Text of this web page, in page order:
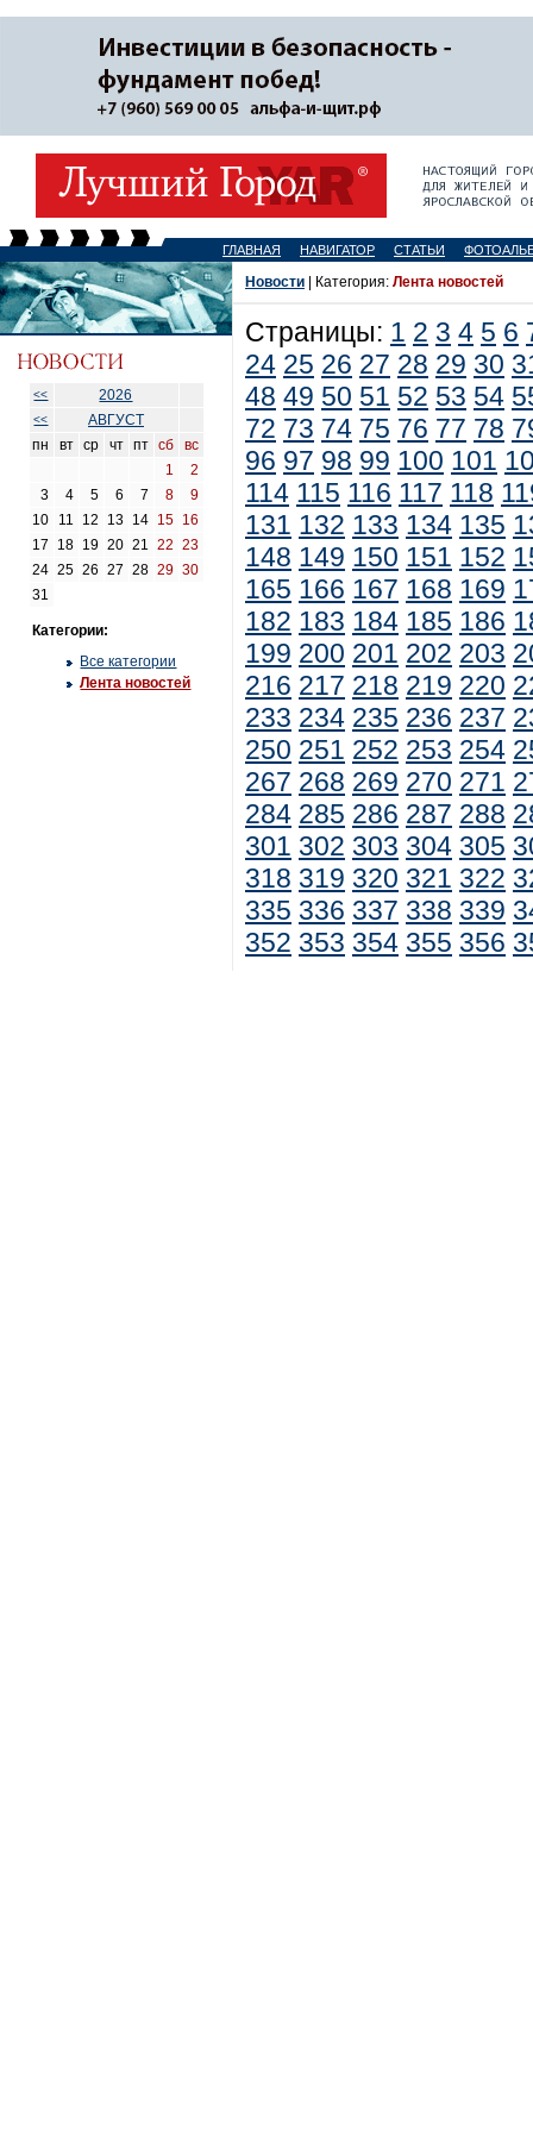
ГЛАВНАЯ НАВИГАТОР СТАТЬИ
<< 2026
<<
АВГУСТ
пн
вт ср чт пт сб
вс
1
2
3
4 5 6 7 8
9
10
11 12 13 14 15 16
17
18 19 20 21 22
23
24 25 26 27 28 29 30
31
Категории:
Все категории
Лента новостей
Новости | Категория: Лента новостей
Страницы: 1 2 3 4 5 6
24 25 26 27 28 29 30
48 49 50 51 52 53 54
72 73 74 75 76 77 78
96 97 98 99 100 101
114 115 116 117 118
131 132 133 134 135
148 149 150 151 152
165 166 167 168 169
182 183 184 185 186
199 200 201 202 203
216 217 218 219 220
233 234 235 236 237
250 251 252 253 254
267 268 269 270 271
284 285 286 287 288
301 302 303 304 305
318 319 320 321 322
335 336 337 338 339
352 353 354 355 356